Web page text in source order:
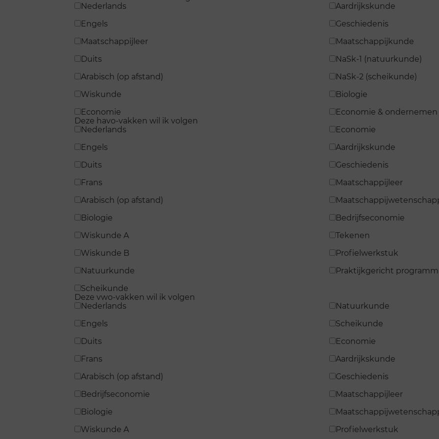
Nederlands
Engels
Maatschappijleer
Duits
Arabisch (op afstand)
Wiskunde
Economie
Aardrijkskunde
Geschiedenis
Maatschappijkunde
NaSk-1 (natuurkunde)
NaSk-2 (scheikunde)
Biologie
Economie & ondernemen
Deze havo-vakken wil ik volgen
Nederlands
Engels
Duits
Frans
Arabisch (op afstand)
Biologie
Wiskunde A
Wiskunde B
Natuurkunde
Scheikunde
Economie
Aardrijkskunde
Geschiedenis
Maatschappijleer
Bedrijfseconomie
Tekenen
Profielwerkstuk
Praktijkgericht
Deze vwo-vakken wil ik volgen
Nederlands
Engels
Duits
Frans
Arabisch (op afstand)
Bedrijfseconomie
Biologie
Wiskunde A
Natuurkunde
Scheikunde
Economie
Aardrijkskunde
Geschiedenis
Maatschappijleer
Profielwerkstuk